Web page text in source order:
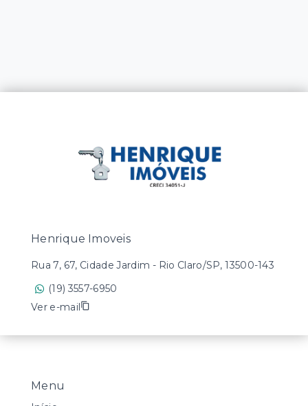
Menu
Henrique Imoveis
Rua 7, 67, Cidade Jardim - Rio Claro/SP, 13500-143
(19) 3557-6950
Ver e-mail